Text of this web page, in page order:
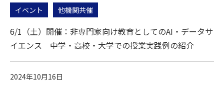
イベント
他機関共催
6/1（土）開催：非専門家向け教育としてのAI・データサ
イエンス 中学・高校・大学での授業実践例の紹介
2024年10月16日